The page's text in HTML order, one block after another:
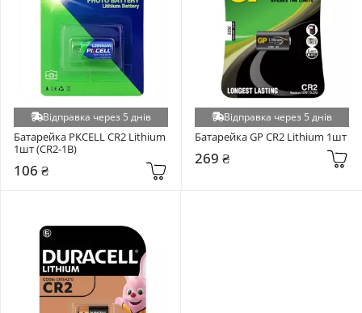
Відправка через 5 днів
Батарейка PKCELL CR2 Lithium
1шт (CR2-1B)
106 ₴
Відправка через 5 днів
Батарейка GP CR2 Lithium 1шт
269 ₴